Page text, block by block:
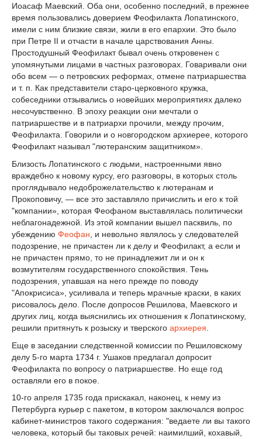
Иоасаф Маевский. Оба они, особенно последний, в прежнее
время пользовались доверием Феофилакта Лопатинского,
имели с ним близкие связи, жили в его епархии. Это было
при Петре II и отчасти в начале царствования Анны.
Простодушный Феофилакт бывал очень откровенен с
упомянутыми лицами в частных разговорах. Говаривали они
обо всем — о петровских реформах, отмене патриаршества
и т. п. Как представители старо-церковного кружка,
собеседники отзывались о новейших мероприятиях далеко
несочувственно. В эпоху реакции они мечтали о
патриаршестве и в патриархи прочили, между прочим,
Феофилакта. Говорили и о новгородском архиерее, которого
Феофилакт называл "лютеранским защитником».
Близость Лопатинского с людьми, настроенными явно
враждебно к новому курсу, его разговоры, в которых столь
проглядывало недоброжелательство к лютеранам и
Прокоповичу, — все это заставляло причислить и его к той
"компании», которая Феофаном выставлялась политически
неблагонадежной. Из этой компании вышел пасквиль, по
убеждению Феофан , и невольно являлось у следователей
подозрение, не причастен ли к делу и Феофилакт, а если и
не причастен прямо, то не принадлежит ли и он к
возмутителям государственного спокойствия. Тень
подозрения, упавшая на него прежде по поводу
"Апокрисиса», усиливала и теперь мрачные краски, в каких
рисовалось дело. После допросов Решилова, Маевского и
других лиц, когда выяснились их отношения к Лопатинскому,
решили притянуть к розыску и тверского архиерея
Еще в заседании следственной комиссии по Решиловскому
делу 5-го марта 1734 г. Ушаков предлагал допросит
Феофилакта по вопросу о патриаршестве. Но еще год
оставляли его в покое.
10-го апреля 1735 года прискакал, наконец, к нему из
Петербурга курьер с пакетом, в котором заключался вопрос
кабинет-министров такого содержания: "ведаете ли вы такого
человека, который бы таковых речей: наимилший, кохавый,